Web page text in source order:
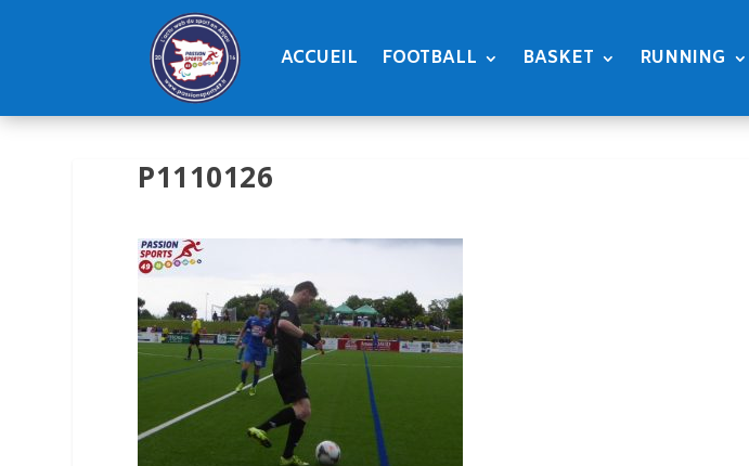
ACCUEIL FOOTBALL BASKET RUNNING
P1110126